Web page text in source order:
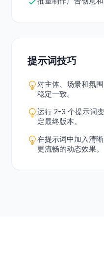
提示词技巧
对主体、场景和氛
稳定一致。
运行 2-3 个提示词
定最终版本。
在提示词中加入清
更流畅的动态效果。